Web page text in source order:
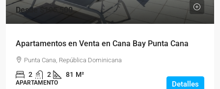
Desde $195,500
Apartamentos en Venta en Cana Bay Punta Cana
Punta Cana, República Dominicana
2 2 81 M²
APARTAMENTO Detalles